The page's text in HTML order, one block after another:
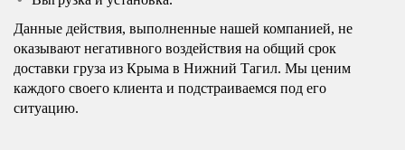
Данные действия, выполненные нашей компанией, не
оказывают негативного воздействия на общий срок
доставки груза из Крыма в Нижний Тагил. Мы ценим
каждого своего клиента и подстраиваемся под его
ситуацию.